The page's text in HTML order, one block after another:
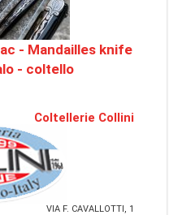
- Mandailles knife
- coltello
Coltellerie Collini
VIA F. CAVALLOTTI, 1